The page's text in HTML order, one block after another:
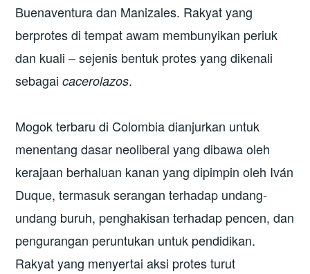
Buenaventura dan Manizales. Rakyat yang
berprotes di tempat awam membunyikan periuk
dan kuali – sejenis bentuk protes yang dikenali
sebagaicacerolazos.
Mogok terbaru di Colombia dianjurkan untuk
menentang dasar neoliberal yang dibawa oleh
kerajaan berhaluan kanan yang dipimpin oleh Iván
Duque, termasuk serangan terhadap undang-
undang buruh, penghakisan terhadap pencen, dan
pengurangan peruntukan untuk pendidikan.
Rakyat yang menyertai aksi protes turut